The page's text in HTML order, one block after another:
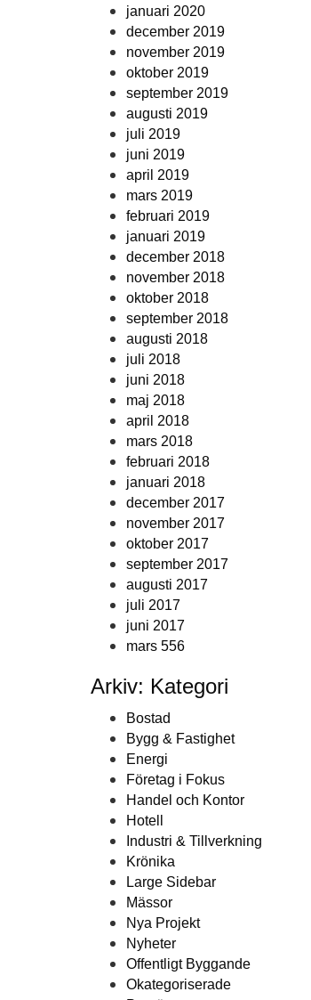
januari 2020
december 2019
november 2019
oktober 2019
september 2019
augusti 2019
juli 2019
juni 2019
april 2019
mars 2019
februari 2019
januari 2019
december 2018
november 2018
oktober 2018
september 2018
augusti 2018
juli 2018
juni 2018
maj 2018
april 2018
mars 2018
februari 2018
januari 2018
december 2017
november 2017
oktober 2017
september 2017
augusti 2017
juli 2017
juni 2017
mars 556
Arkiv: Kategori
Bostad
Bygg & Fastighet
Energi
Företag i Fokus
Handel och Kontor
Hotell
Industri & Tillverkning
Krönika
Large Sidebar
Mässor
Nya Projekt
Nyheter
Offentligt Byggande
Okategoriserade